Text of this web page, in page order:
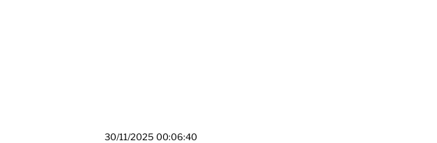
30/11/2025 00:06:40